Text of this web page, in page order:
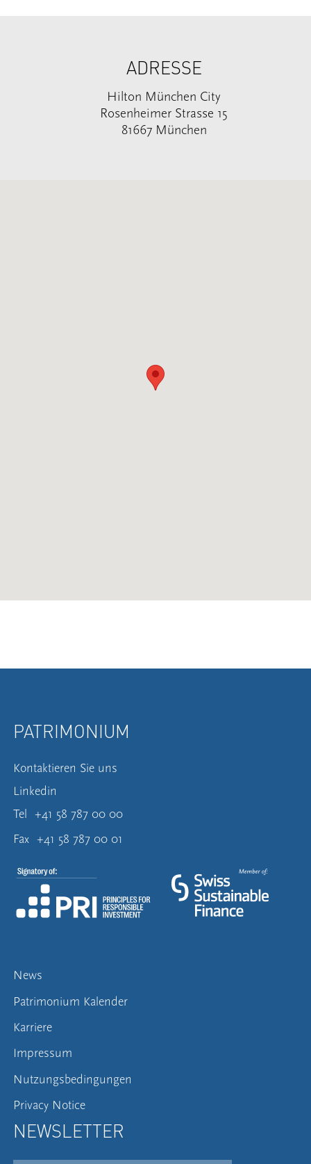
ADRESSE
Hilton München City
Rosenheimer Strasse 15
81667 München
PATRIMONIUM
Kontaktieren Sie uns
Linkedin
Tel +41 58 787 00 00
Fax +41 58 787 00 01
News
Patrimonium Kalender
Karriere
Impressum
Nutzungsbedingungen
Privacy Notice
NEWSLETTER